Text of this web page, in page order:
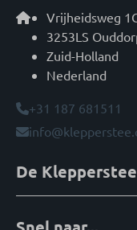
Vrijheidsweg
3253LS
Zuid-Holland
Nederland
+31 187 681511
De Klepperstee